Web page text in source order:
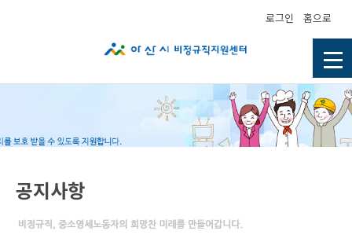
로그인 홈으로
공지사항